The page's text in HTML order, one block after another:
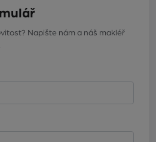
Napište nám a náš makléř